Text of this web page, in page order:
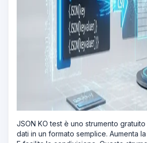
JSON KO test è uno strumento
dati in un formato semplice. Aumenta